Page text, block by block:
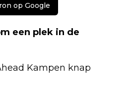
op Google
een plek in de
Kampen knap